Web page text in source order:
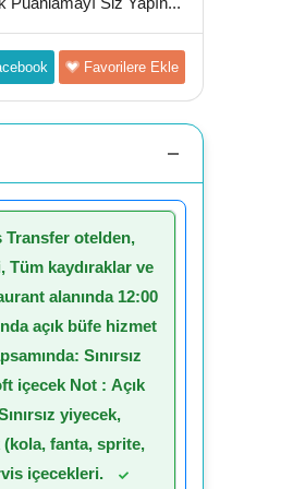
Favorilere Ekle
otelden,
kaydıraklar ve
alanında 12:00
açık büfe hizmet
Sınırsız
içecek Not : Açık
yiyecek,
(kola, fanta, sprite,
içecekleri.